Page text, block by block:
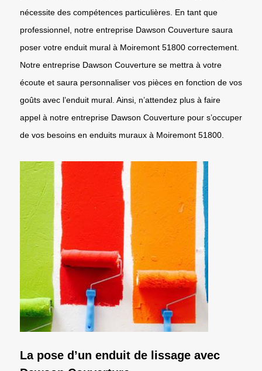
nécessite des compétences particulières. En tant que
professionnel, notre entreprise Dawson Couverture saura
poser votre enduit mural à Moiremont 51800 correctement.
Notre entreprise Dawson Couverture se mettra à votre
écoute et saura personnaliser vos pièces en fonction de vos
goûts avec l’enduit mural. Ainsi, n’attendez plus à faire
appel à notre entreprise Dawson Couverture pour s’occuper
de vos besoins en enduits muraux à Moiremont 51800.
La pose d’un enduit de lissage avec